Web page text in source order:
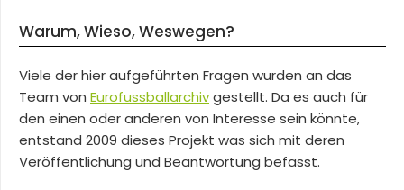
Warum, Wieso, Weswegen?
Viele der hier aufgeführten Fragen wurden an das
Team von Eurofussballarchivgestellt. Da es auch für
den einen oder anderen von Interesse sein könnte,
entstand 2009 dieses Projekt was sich mit deren
Veröffentlichung und Beantwortung befasst.